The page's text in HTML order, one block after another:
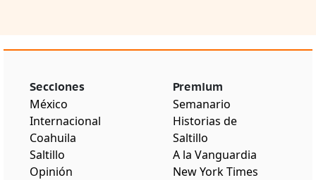
Secciones
México
Internacional
Coahuila
Saltillo
Opinión
Premium
Semanario
Historias de
Saltillo
A la Vanguardia
New York Times